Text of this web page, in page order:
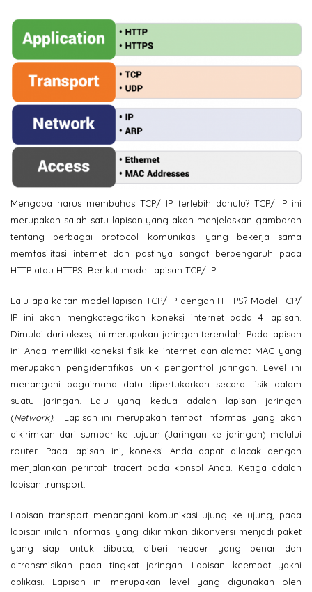
Mengapa harus membahas TCP/ IP terlebih dahulu? TCP/ IP ini
merupakan salah satu lapisan yang akan menjelaskan gambaran
tentang berbagai protocol komunikasi yang bekerja sama
memfasilitasi internet dan pastinya sangat berpengaruh pada
HTTP atau HTTPS. Berikut model lapisan TCP/ IP .
Lalu apa kaitan model lapisan TCP/ IP dengan HTTPS? Model TCP/
IP ini akan mengkategorikan koneksi internet pada 4 lapisan.
Dimulai dari akses, ini merupakan jaringan terendah. Pada lapisan
ini Anda memiliki koneksi fisik ke internet dan alamat MAC yang
merupakan pengidentifikasi unik pengontrol jaringan. Level ini
menangani bagaimana data dipertukarkan secara fisik dalam
suatu jaringan. Lalu yang kedua adalah lapisan jaringan
(Network).
Lapisan ini merupakan tempat informasi yang akan
dikirimkan dari sumber ke tujuan (Jaringan ke jaringan) melalui
router. Pada lapisan ini, koneksi Anda dapat dilacak dengan
menjalankan perintah tracert pada konsol Anda. Ketiga adalah
lapisan transport.
Lapisan transport menangani komunikasi ujung ke ujung, pada
lapisan inilah informasi yang dikirimkan dikonversi menjadi paket
yang siap untuk dibaca, diberi header yang benar dan
ditransmisikan pada tingkat jaringan. Lapisan keempat yakni
aplikasi. Lapisan ini merupakan level yang digunakan oleh